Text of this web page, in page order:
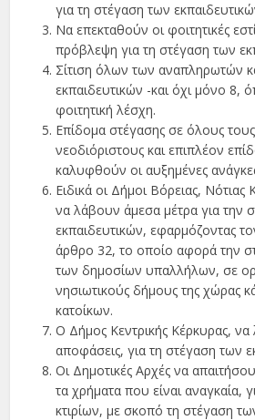
για τη στέγαση των
Να επεκταθούν οι φοιτητικές
πρόβλεψη για τη στέγαση των
Σίτιση όλων των αναπληρωτών
εκπαιδευτικών -και όχι μόνο 8,
φοιτητική λέσχη.
Επίδομα στέγασης σε όλους
νεοδιόριστους και επιπλέον
καλυφθούν οι αυξημένες
Ειδικά οι Δήμοι Βόρειας,
να λάβουν άμεσα μέτρα για την
εκπαιδευτικών, εφαρμόζοντας
άρθρο 32, το οποίο αφορά την
των δημοσίων υπαλλήλων, σε
νησιωτικούς δήμους της χώρας
κατοίκων.
Ο Δήμος Κεντρικής Κέρκυρας, να
αποφάσεις, για τη στέγαση των
Οι Δημοτικές Αρχές να
τα χρήματα που είναι αναγκαία,
κτιρίων, με σκοπό τη στέγαση